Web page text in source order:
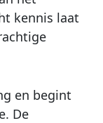
kennis laat
en begint
De